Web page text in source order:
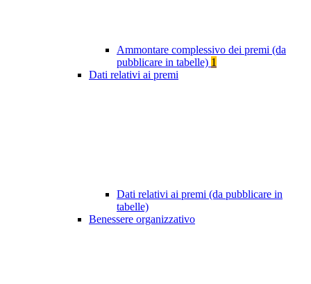
Ammontare complessivo dei premi (da
pubblicare in tabelle) 1
Dati relativi ai premi
Dati relativi ai premi (da pubblicare in
tabelle)
Benessere organizzativo